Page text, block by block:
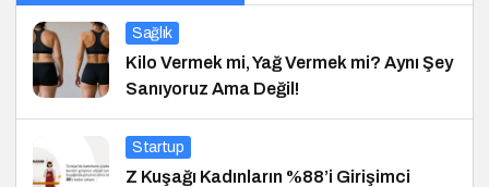
Sağlık
Kilo Vermek mi, Yağ Vermek mi? Aynı Şey
Sanıyoruz Ama Değil!
Startup
Z Kuşağı Kadınların %88’i Girişimci